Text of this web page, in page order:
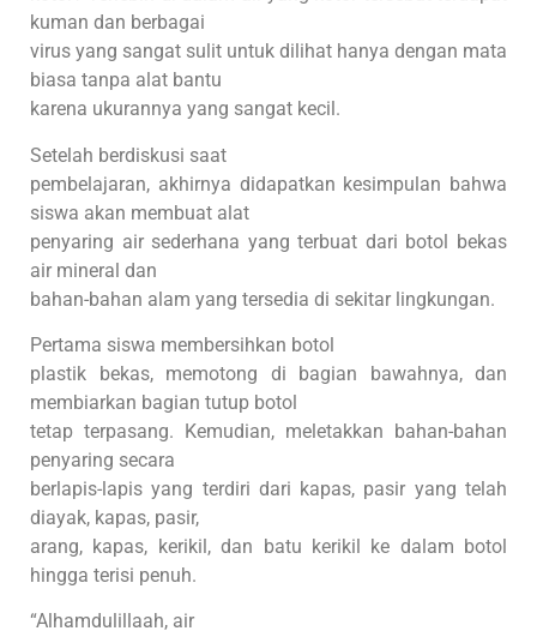
kuman dan berbagai
virus yang sangat sulit untuk dilihat hanya dengan mata
biasa tanpa alat bantu
karena ukurannya yang sangat kecil.
Setelah berdiskusi saat
pembelajaran, akhirnya didapatkan kesimpulan bahwa
siswa akan membuat alat
penyaring air sederhana yang terbuat dari botol bekas
air mineral dan
bahan-bahan alam yang tersedia di sekitar lingkungan.
Pertama siswa membersihkan botol
plastik bekas, memotong di bagian bawahnya, dan
membiarkan bagian tutup botol
tetap terpasang. Kemudian, meletakkan bahan-bahan
penyaring secara
berlapis-lapis yang terdiri dari kapas, pasir yang telah
diayak, kapas, pasir,
arang, kapas, kerikil, dan batu kerikil ke dalam botol
hingga terisi penuh.
“Alhamdulillaah, air